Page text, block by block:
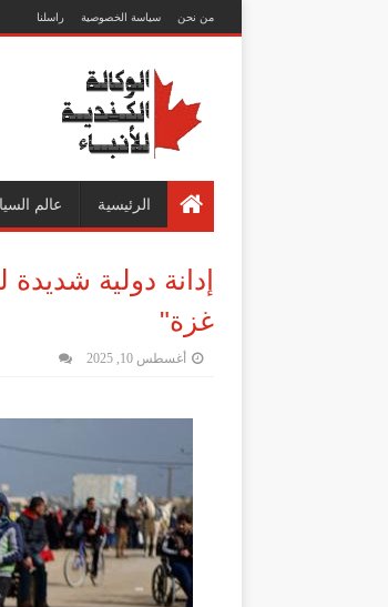
من نحن سياسة الخصوصية راسلنا
الرئيسية عالم
إدانة دولية
غزة"
أغسطس 10, 2025